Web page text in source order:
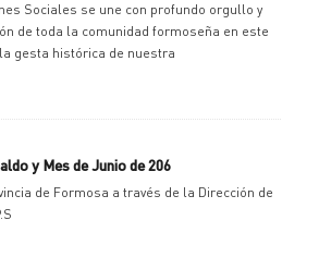
Sociales se une con profundo orgullo y
de toda la comunidad formoseña en este
gesta histórica de nuestra
y Mes de Junio de 206
de Formosa a través de la Dirección de